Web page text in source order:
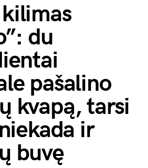
du
pašalino
kvapą, tarsi
ir
buvę